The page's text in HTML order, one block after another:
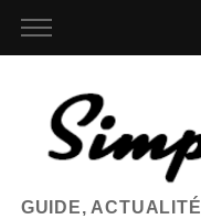
GUIDE,